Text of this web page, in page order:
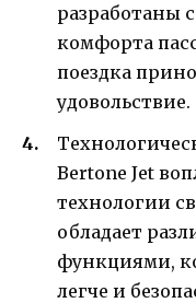
разработаны
комфорта
поездка
удовольствие.
Bertone Jet
технологии
обладает
функциями,
легче и